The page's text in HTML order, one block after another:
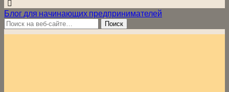
Блог для начинающих предпринимателей